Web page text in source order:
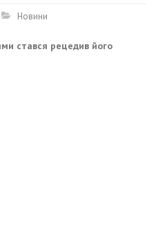
Новини
стався рецедив його